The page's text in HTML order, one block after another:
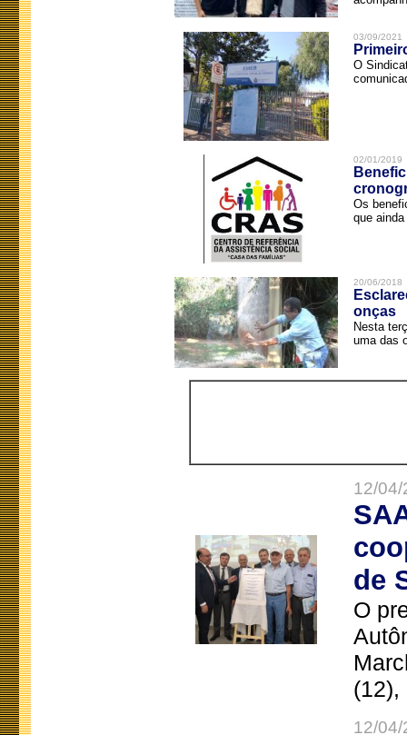
03/09/2021
O
02/01/2019
Os
que
20/06/2018
onças
Nesta
uma das
12/
de
O
(12),
12/